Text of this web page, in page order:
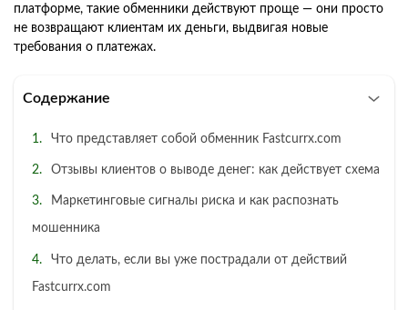
платформе, такие обменники действуют проще — они просто
не возвращают клиентам их деньги, выдвигая новые
требования о платежах.
Содержание
Что представляет собой обменник Fastcurrx.com
Отзывы клиентов о выводе денег: как действует схема
Маркетинговые сигналы риска и как распознать
мошенника
Что делать, если вы уже пострадали от действий
Fastcurrx.com